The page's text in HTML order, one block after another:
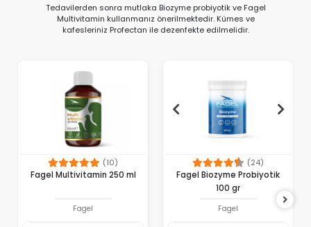
Tedavilerden sonra mutlaka Biozyme probiyotik ve Fagel
Multivitamin kullanmanız önerilmektedir. Kümes ve
kafesleriniz Profectan ile dezenfekte edilmelidir.
(10)
Fagel Multivitamin 250 ml
Fagel
(24)
Fagel Biozyme Probiyotik
100 gr
Fagel